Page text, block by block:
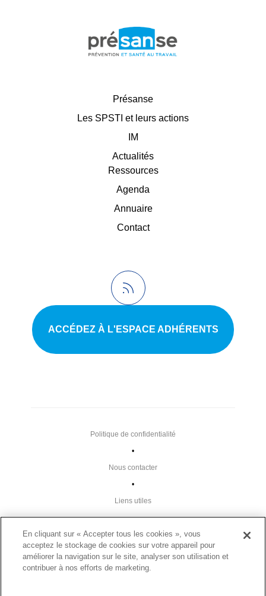
Présanse
Les SPSTI et leurs actions
IM
Actualités
Ressources
Agenda
Annuaire
Contact
ACCÉDEZ À L'ESPACE ADHÉRENTS
Plan du site
•
Liens utiles
•
Nous contacter
•
Politique de confidentialité
•
En cliquant sur « Accepter tous les cookies », vous
acceptez le stockage de cookies sur votre appareil pour
améliorer la navigation sur le site, analyser son utilisation et
contribuer à nos efforts de marketing.